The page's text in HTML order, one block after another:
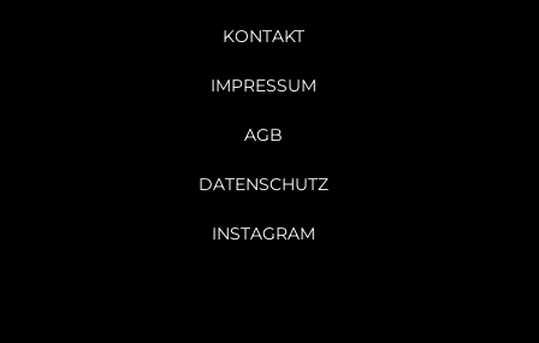
KONTAKT
IMPRESSUM
AGB
DATENSCHUTZ
INSTAGRAM